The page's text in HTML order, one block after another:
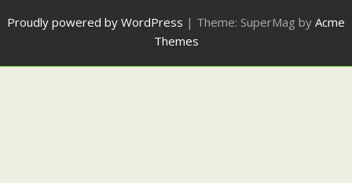
Proudly powered by WordPress | Theme: SuperMag by Acme
Themes